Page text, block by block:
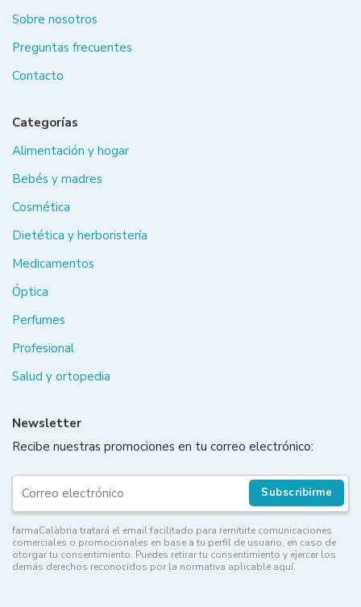
Sobre nosotros
Preguntas frecuentes
Contacto
Categorías
Alimentación y hogar
Bebés y madres
Cosmética
Dietética y herboristería
Medicamentos
Óptica
Perfumes
Profesional
Salud y ortopedia
Newsletter
Recibe nuestras promociones en tu correo electrónico:
Subscribirme
farmaCalàbria tratará el email facilitado para remitirte comunicaciones
comerciales o promocionales en base a tu perfil de usuario, en caso de
otorgar tu consentimiento. Puedes retirar tu consentimiento y ejercer los
demás derechos reconocidos por la normativa aplicable aquí.